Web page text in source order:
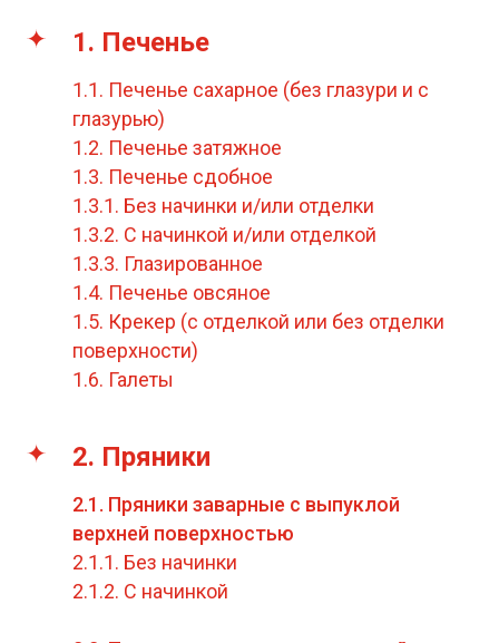
1. Печенье
1.1. Печенье сахарное (без глазури и с
глазурью)
1.2. Печенье затяжное
1.3. Печенье сдобное
1.3.1. Без начинки и/или отделки
1.3.2. С начинкой и/или отделкой
1.3.3. Глазированное
1.4. Печенье овсяное
1.5. Крекер (с отделкой или без отделки
поверхности)
1.6. Галеты
2. Пряники
2.1. Пряники заварные с выпуклой
верхней поверхностью
2.1.1. Без начинки
2.1.2. С начинкой